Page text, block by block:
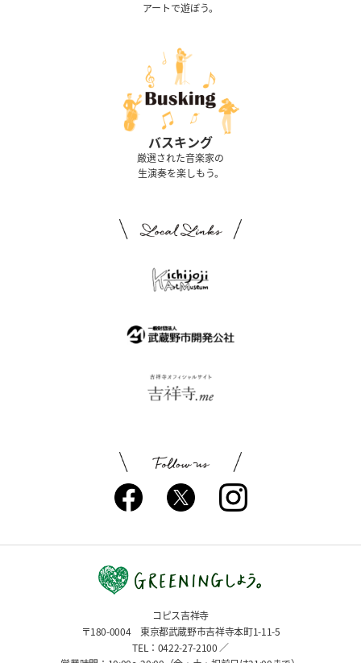
アートで遊ぼう。
バスキング
厳選された音楽家の
生演奏を楽しもう。
コピス吉祥寺
〒180-0004 東京都武蔵野市吉祥寺本町1-11-5
TEL：0422-27-2100 ／